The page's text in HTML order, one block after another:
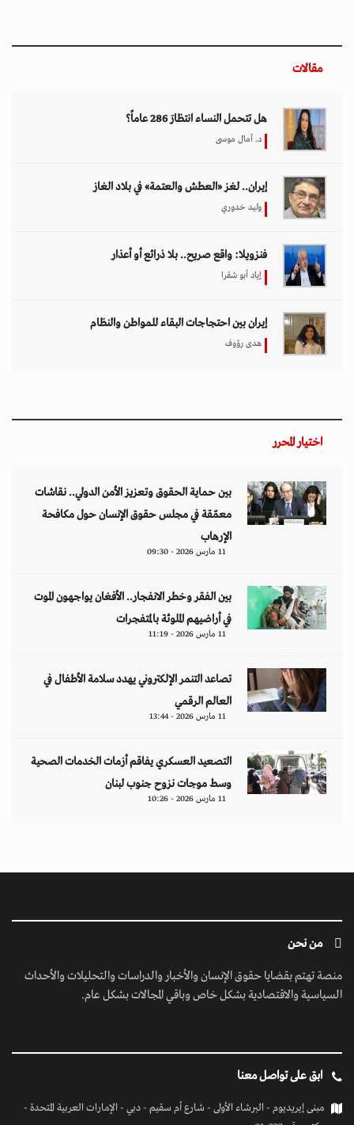
مقالات
هل تتحمل النساء انتظارَ 286 عاماً؟
د. آمال موسى
إيران.. لغز «العطش والعتمة» في بلاد الغاز
وليد خدوري
فنزويلا: واقع صريح.. بلا ذرائع أو أعذار
إياد أبو شقرا
إيران بين احتجاجات البقاء للمواطن والنظام
هدى رؤوف
اختيار المحرر
بين حماية الحقوق وتعزيز الأمن الدولي.. نقاشات
معمّقة في مجلس حقوق الإنسان حول مكافحة
الإرهاب
11 مارس 2026 - 09:30
بين الفقر وخطر الانفجار.. الأفغان يواجهون الموت
في أراضيهم الملوثة بالمتفجرات
11 مارس 2026 - 11:19
تصاعد التنمر الإلكتروني يهدد سلامة الأطفال في
العالم الرقمي
11 مارس 2026 - 13:44
التصعيد العسكري يفاقم أزمات الخدمات الصحية
وسط موجات نزوح جنوب لبنان
11 مارس 2026 - 10:26
من نحن
منصة تهتم بقضايا حقوق الإنسان والأخبار والدراسات والتحليلات والأحداث
السياسية والاقتصادية بشكل خاص وباقي المجالات بشكل عام.
ابق على تواصل معنا
مبنى إيريديوم - البرشاء الأولى - شارع أم سقيم - دبي - الإمارات العربية المتحدة -